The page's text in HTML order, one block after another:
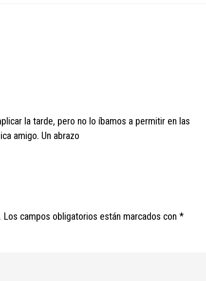
la tarde, pero no lo íbamos a permitir en las
amigo. Un abrazo
Los campos obligatorios están marcados con *